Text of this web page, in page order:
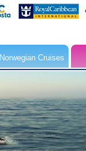
Norwegian Cruises